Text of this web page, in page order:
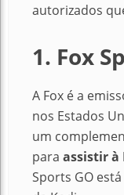
autorizados
1. Fox
A Fox é a
nos Estados
um
para assistirà
Sports GO